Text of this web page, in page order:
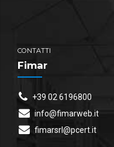
CONTATTI
Fimar
+39 02 6196800
info@fimarweb.it
fimarsrl@pcert.it